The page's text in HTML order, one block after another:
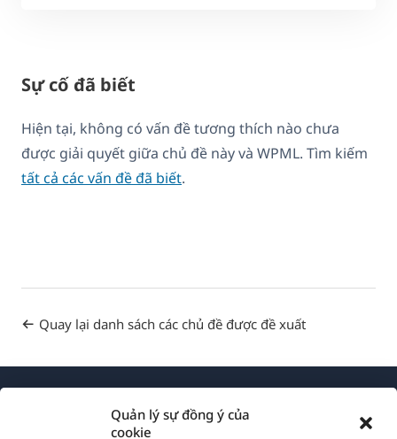
Quản lý sự đồng ý của
cookie
Sự cố đã biết
Hiện tại, không có vấn đề tương thích nào chưa
được giải quyết giữa chủ đề này và WPML. Tìm kiếm
tất cả các vấn đề đã biết.
Quay lại danh sách các chủ đề được đề xuất